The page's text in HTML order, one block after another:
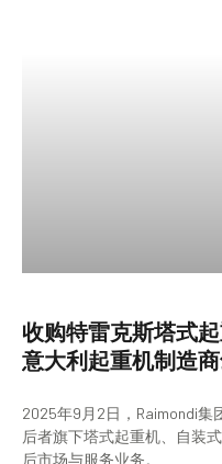
收购特雷克斯塔式
意大利起重机制造
2025年9月2日，Raimondi集
后者旗下塔式起重机、自装式